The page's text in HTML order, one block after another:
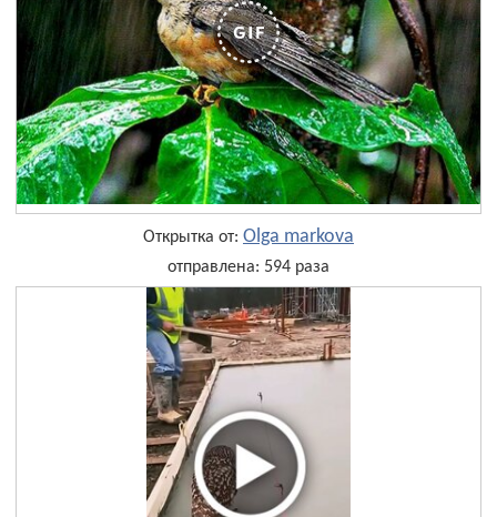
Открытка от: Olga markova
отправлена: 594 раза